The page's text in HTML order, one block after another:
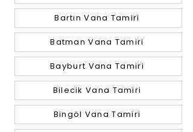
Bartın Vana Tamiri
Batman Vana Tamiri
Bayburt Vana Tamiri
Bilecik Vana Tamiri
Bingöl Vana Tamiri